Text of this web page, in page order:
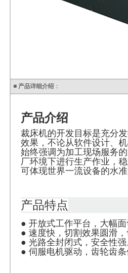
■ 产品详细介绍 ：
产品介绍
裁床机的开发目标是充分
效果，不论从软件设计、
始终强调为加工现场服务
厂环境下进行生产作业，
可体现世界一流设备的水准
产品特点
● 开放式工作平台，大幅面
● 速度快，切割效果圆滑，
● 光路全封闭式，安全性强
● 伺服电机驱动，齿轮齿